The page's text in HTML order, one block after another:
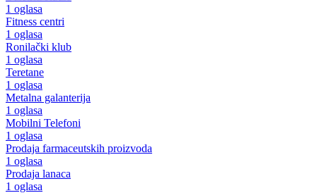
1 oglasa
Fitness centri
1 oglasa
Ronilački klub
1 oglasa
Teretane
1 oglasa
Metalna galanterija
1 oglasa
Mobilni Telefoni
1 oglasa
Prodaja farmaceutskih proizvoda
1 oglasa
Prodaja lanaca
1 oglasa